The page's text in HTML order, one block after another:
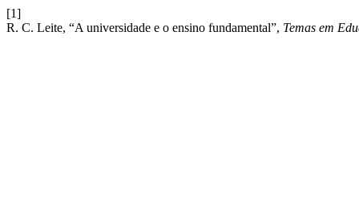
[1]
R. C. Leite, “A universidade e o ensino fundamental”, Temas em